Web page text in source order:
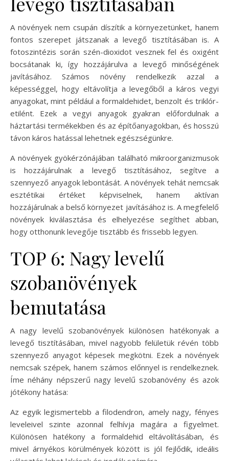
A növények nem csupán díszítik a környezetünket, hanem
fontos szerepet játszanak a levegő tisztításában is. A
fotoszintézis során szén-dioxidot vesznek fel és oxigént
bocsátanak ki, így hozzájárulva a levegő minőségének
javításához. Számos növény rendelkezik azzal a
képességgel, hogy eltávolítja a levegőből a káros vegyi
anyagokat, mint például a formaldehidet, benzolt és triklór-
etilént. Ezek a vegyi anyagok gyakran előfordulnak a
háztartási termékekben és az építőanyagokban, és hosszú
távon káros hatással lehetnek egészségünkre.
A növények gyökérzónájában található mikroorganizmusok
is hozzájárulnak a levegő tisztításához, segítve a
szennyező anyagok lebontását. A növények tehát nemcsak
esztétikai értéket képviselnek, hanem aktívan
hozzájárulnak a belső környezet javításához is. A megfelelő
növények kiválasztása és elhelyezése segíthet abban,
hogy otthonunk levegője tisztább és frissebb legyen.
TOP 6: Nagy levelű
szobanövények
bemutatása
A nagy levelű szobanövények különösen hatékonyak a
levegő tisztításában, mivel nagyobb felületük révén több
szennyező anyagot képesek megkötni. Ezek a növények
nemcsak szépek, hanem számos előnnyel is rendelkeznek.
Íme néhány népszerű nagy levelű szobanövény és azok
jótékony hatása:
Az egyik legismertebb a filodendron, amely nagy, fényes
leveleivel szinte azonnal felhívja magára a figyelmet.
Különösen hatékony a formaldehid eltávolításában, és
mivel árnyékos körülmények között is jól fejlődik, ideális